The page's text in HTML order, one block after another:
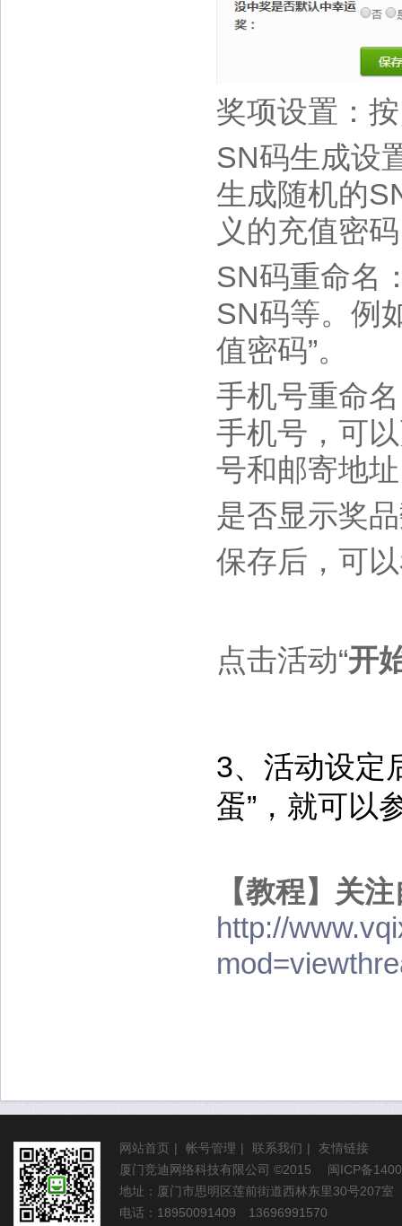
奖项设置：
SN码生成设
生成随机的
义的充值密
SN码重命名
SN码等。例
值密码”。
手机号重命
手机号，可
号和邮寄地
是否显示奖
保存后，可
点击活动“开
3、活动设定
蛋”，就可以
【教程】关
http://
网站首页 | 帐号管理 | 联系我们 |
友情链接
厦门竞迪网络科技有限公司 ©2015 闽ICP备
地址：厦门市思明区莲前街道西林东里30号207室
电话：18950091409 13696991570